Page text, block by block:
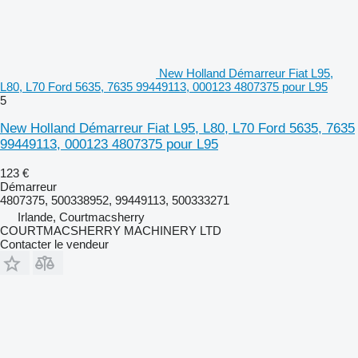
New Holland Démarreur Fiat L95,
L80, L70 Ford 5635, 7635 99449113, 000123 4807375 pour L95
5
New Holland Démarreur Fiat L95, L80, L70 Ford 5635, 7635
99449113, 000123 4807375 pour L95
123 €
Démarreur
4807375, 500338952, 99449113, 500333271
Irlande, Courtmacsherry
COURTMACSHERRY MACHINERY LTD
Contacter le vendeur